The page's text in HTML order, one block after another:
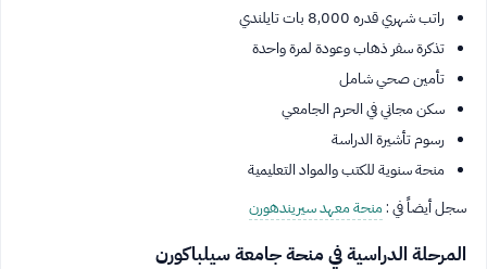
راتب شهري قدره 8,000 بات تايلندي
تذكرة سفر ذهاب وعودة لمرة واحدة
تأمين صحي شامل
سكن مجاني في الحرم الجامعي
رسوم تأشيرة الدراسة
منحة سنوية للكتب والمواد التعليمية
سجل أيضاً في :منحة معهد سيريندهورن
المرحلة الدراسية في منحة جامعة سيلباكورن